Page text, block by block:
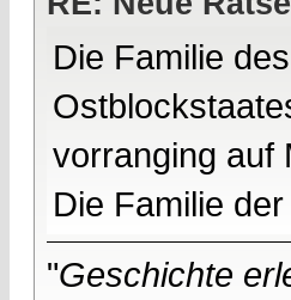
Die Familie
vorranging auf
Die Familie
"Geschichte